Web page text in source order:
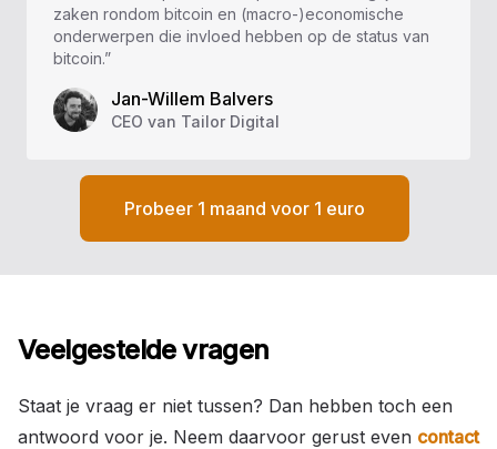
zaken rondom bitcoin en (macro-)economische
onderwerpen die invloed hebben op de status van
bitcoin.”
Jan-Willem Balvers
CEO van Tailor Digital
Probeer 1 maand voor 1 euro
Veelgestelde vragen
Staat je vraag er niet tussen? Dan hebben toch een
antwoord voor je. Neem daarvoor gerust even contact